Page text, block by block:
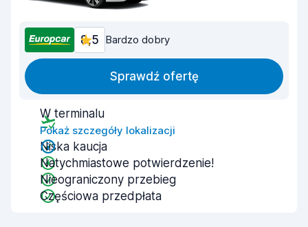
8,5 Bardzo dobry
Sprawdź ofertę
W terminalu
Pokaż szczegóły lokalizacji
Niska kaucja
Natychmiastowe potwierdzenie!
Nieograniczony przebieg
Częściowa przedpłata